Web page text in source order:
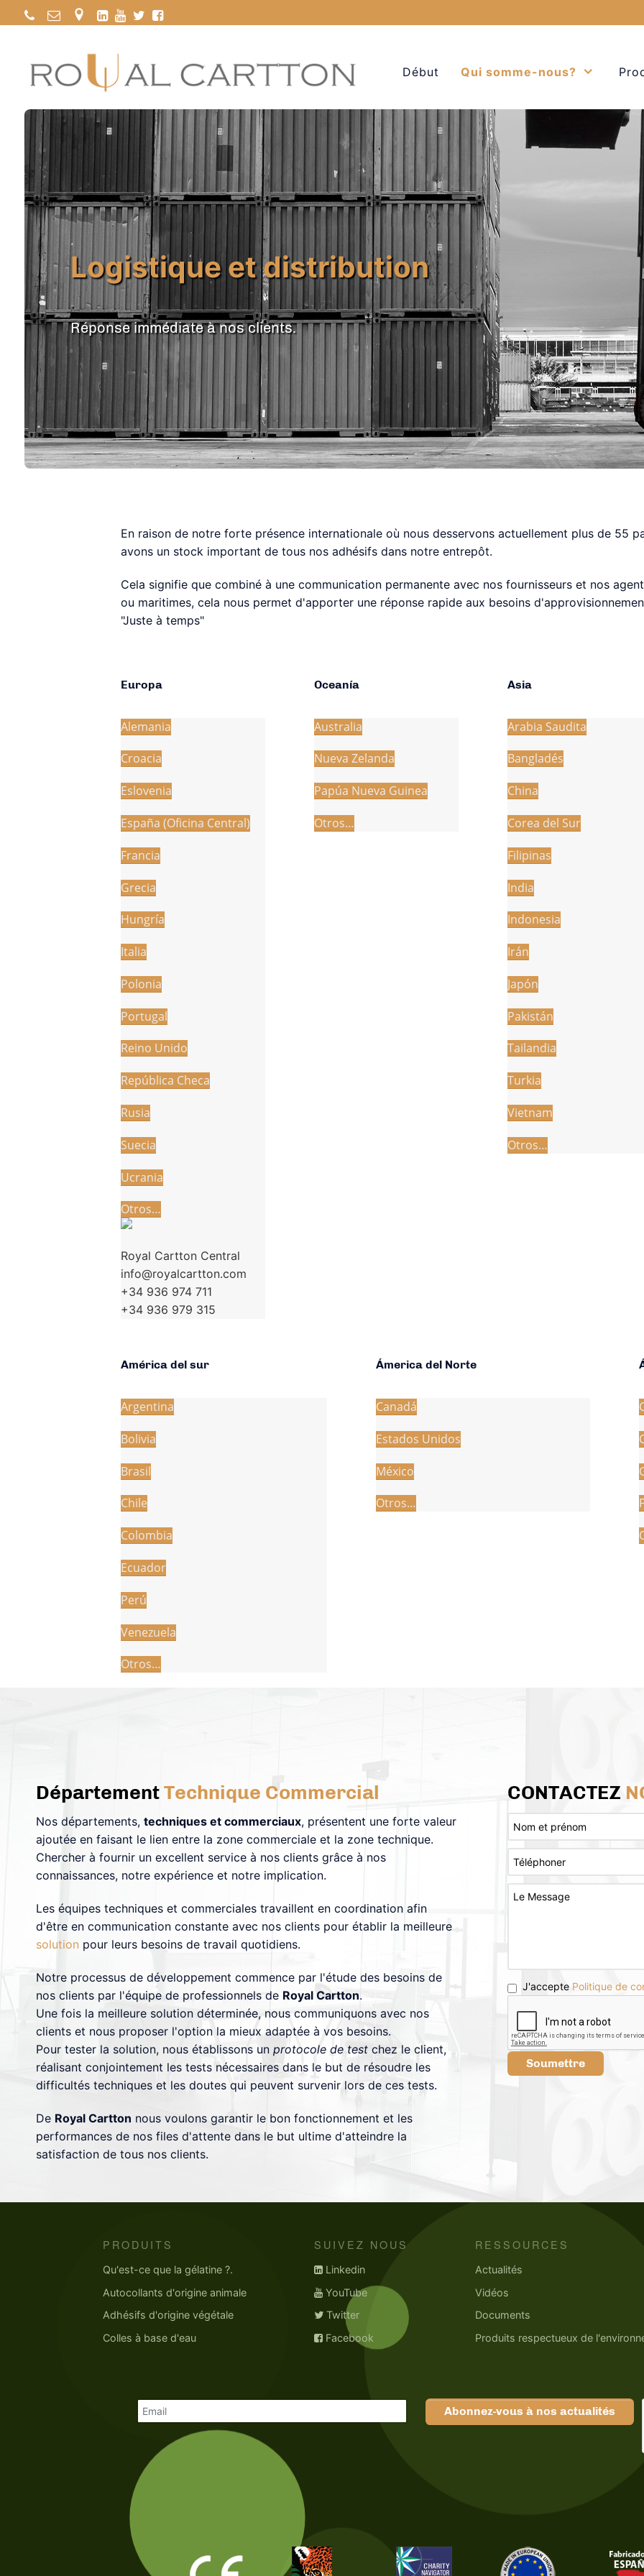
Début Qui somme-nous?
Logistique et distribution
Réponse immédiate à nos clients.
En raison de notre forte présence internationale où nous desservons actuellement plus de 55
avons un stock important de tous nos adhésifs dans notre entrepôt.
Cela signifie que combiné à une communication permanente avec nos fournisseurs et nos
ou maritimes, cela nous permet d'apporter une réponse rapide aux besoins
"Juste à temps"
Europa
Alemania
Croacia
Eslovenia
España (Oficina Central)
Francia
Grecia
Hungría
Italia
Polonia
Portugal
Reino Unido
República Checa
Rusia
Suecia
Ucrania
Otros…
Royal Cartton Central
info@royalcartton.com
+34 936 974 711
+34 936 979 315
Oceanía
Australia
Nueva Zelanda
Papúa Nueva Guinea
Otros…
Asia
Arabia Saudita
Bangladés
China
Corea del Sur
Filipinas
India
Indonesia
Irán
Japón
Pakistán
Tailandia
Turkia
Vietnam
Otros…
América del sur
Argentina
Bolivia
Brasil
Chile
Colombia
Ecuador
Perú
Venezuela
Otros…
Ámerica del Norte
Canadá
Estados Unidos
México
Otros…
DépartementTechnique Commercial
Nos départements, techniques et commerciaux, présentent une forte valeur
ajoutée en faisant le lien entre la zone commerciale et la zone technique.
Chercher à fournir un excellent service à nos clients grâce à nos
connaissances, notre expérience et notre implication.
Les équipes techniques et commerciales travaillent en coordination afin
d'être en communication constante avec nos clients pour établir la meilleure
solution pour leurs besoins de travail quotidiens.
Notre processus de développement commence par l'étude des besoins de
nos clients par l'équipe de professionnels de Royal Cartton.
Une fois la meilleure solution déterminée, nous communiquons avec nos
clients et nous proposer l'option la mieux adaptée à vos besoins.
Pour tester la solution, nous établissons un protocole de test chez le client,
réalisant conjointement les tests nécessaires dans le but de résoudre les
difficultés techniques et les doutes qui peuvent survenir lors de ces tests.
De Royal Cartton nous voulons garantir le bon fonctionnement et les
performances de nos files d'attente dans le but ultime d'atteindre la
satisfaction de tous nos clients.
CONTACTEZ
J'accepte Politique de
Soumettre
PRODUITS
Qu'est-ce que la gélatine ?.
Autocollants d'origine animale
Adhésifs d'origine végétale
Colles à base d'eau
SUIVEZ NOUS
Linkedin
YouTube
Twitter
Facebook
RESSOURCES
Actualités
Vidéos
Documents
Produits respectueux de
Abonnez-vous à nos actualités